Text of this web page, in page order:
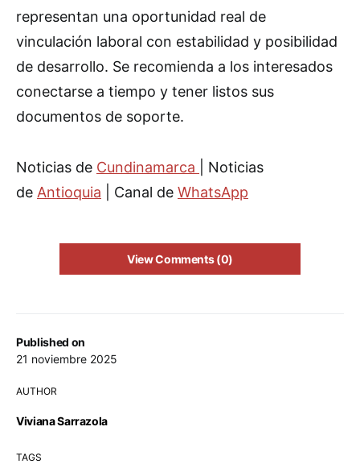
Published on
21 noviembre 2025
AUTHOR
Viviana Sarrazola
TAGS
representan una oportunidad real de
vinculación laboral con estabilidad y posibilidad
de desarrollo. Se recomienda a los interesados
conectarse a tiempo y tener listos sus
documentos de soporte.
Noticias de Cundinamarca
| Noticias
de Antioquia | Canal de WhatsApp
View Comments (0)